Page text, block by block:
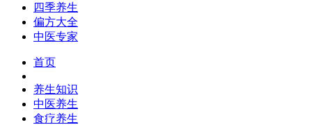
四季养生
偏方大全
中医专家
首页
养生知识
中医养生
食疗养生